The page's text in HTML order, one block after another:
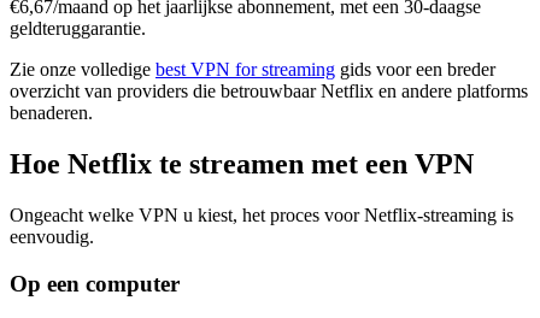
€6,67/maand op het jaarlijkse abonnement, met een 30-daagse
geldteruggarantie.
Zie onze volledige best VPN for streaming gids voor een breder
overzicht van providers die betrouwbaar Netflix en andere platforms
benaderen.
Hoe Netflix te streamen met een VPN
Ongeacht welke VPN u kiest, het proces voor Netflix-streaming is
eenvoudig.
Op een computer